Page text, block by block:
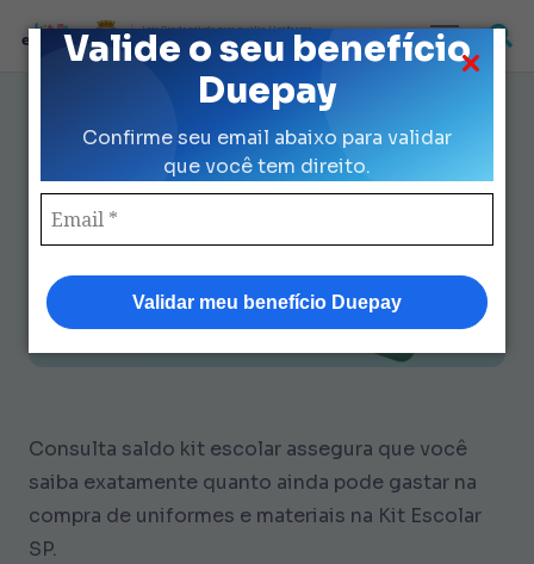
Valide o seu benefício
Duepay
Confirme seu email abaixo para validar
que você tem direito.
Validar meu benefício Duepay
Loja Credenciada para auxilio Uniforme
e Kit Escolar da Prefeitura de São Paulo
Consulta Saldo Kit Escolar:
Domine DuePay com Segurança
Consulta saldo kit escolar assegura que você
saiba exatamente quanto ainda pode gastar na
compra de uniformes e materiais na Kit Escolar
SP.